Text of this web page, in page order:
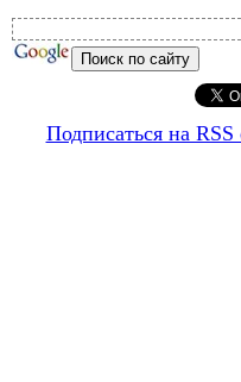
Подписаться на RSS